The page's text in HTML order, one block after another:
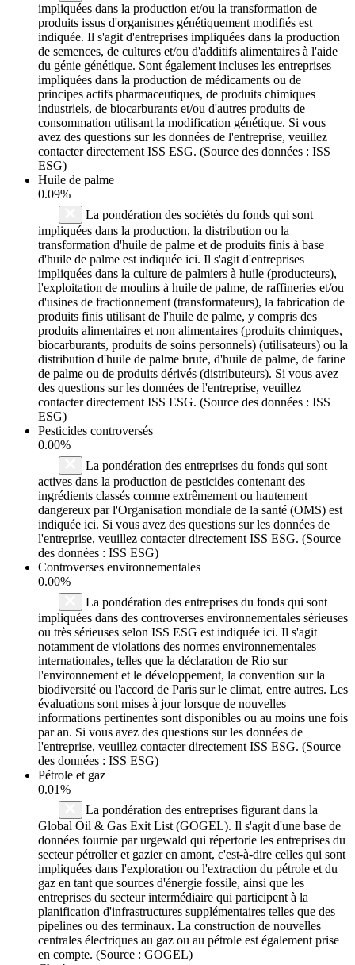
impliquées dans la production et/ou la transformation de
produits issus d'organismes génétiquement modifiés est
indiquée. Il s'agit d'entreprises impliquées dans la production
de semences, de cultures et/ou d'additifs alimentaires à l'aide
du génie génétique. Sont également incluses les entreprises
impliquées dans la production de médicaments ou de
principes actifs pharmaceutiques, de produits chimiques
industriels, de biocarburants et/ou d'autres produits de
consommation utilisant la modification génétique. Si vous
avez des questions sur les données de l'entreprise, veuillez
contacter directement ISS ESG. (Source des données : ISS
ESG)
Huile de palme
0.09%
La pondération des sociétés du fonds qui sont
impliquées dans la production, la distribution ou la
transformation d'huile de palme et de produits finis à base
d'huile de palme est indiquée ici. Il s'agit d'entreprises
impliquées dans la culture de palmiers à huile (producteurs),
l'exploitation de moulins à huile de palme, de raffineries et/ou
d'usines de fractionnement (transformateurs), la fabrication de
produits finis utilisant de l'huile de palme, y compris des
produits alimentaires et non alimentaires (produits chimiques,
biocarburants, produits de soins personnels) (utilisateurs) ou la
distribution d'huile de palme brute, d'huile de palme, de farine
de palme ou de produits dérivés (distributeurs). Si vous avez
des questions sur les données de l'entreprise, veuillez
contacter directement ISS ESG. (Source des données : ISS
ESG)
Pesticides controversés
0.00%
La pondération des entreprises du fonds qui sont
actives dans la production de pesticides contenant des
ingrédients classés comme extrêmement ou hautement
dangereux par l'Organisation mondiale de la santé (OMS) est
indiquée ici. Si vous avez des questions sur les données de
l'entreprise, veuillez contacter directement ISS ESG. (Source
des données : ISS ESG)
Controverses environnementales
0.00%
La pondération des entreprises du fonds qui sont
impliquées dans des controverses environnementales sérieuses
ou très sérieuses selon ISS ESG est indiquée ici. Il s'agit
notamment de violations des normes environnementales
internationales, telles que la déclaration de Rio sur
l'environnement et le développement, la convention sur la
biodiversité ou l'accord de Paris sur le climat, entre autres. Les
évaluations sont mises à jour lorsque de nouvelles
informations pertinentes sont disponibles ou au moins une fois
par an. Si vous avez des questions sur les données de
l'entreprise, veuillez contacter directement ISS ESG. (Source
des données : ISS ESG)
Pétrole et gaz
0.01%
La pondération des entreprises figurant dans la
Global Oil & Gas Exit List (GOGEL). Il s'agit d'une base de
données fournie par urgewald qui répertorie les entreprises du
secteur pétrolier et gazier en amont, c'est-à-dire celles qui sont
impliquées dans l'exploration ou l'extraction du pétrole et du
gaz en tant que sources d'énergie fossile, ainsi que les
entreprises du secteur intermédiaire qui participent à la
planification d'infrastructures supplémentaires telles que des
pipelines ou des terminaux. La construction de nouvelles
centrales électriques au gaz ou au pétrole est également prise
en compte. (Source : GOGEL)